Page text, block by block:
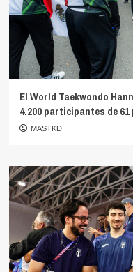
El World Taekwondo
4.200 participantes de 61
MASTKD